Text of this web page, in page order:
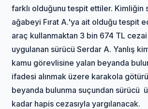
farklı olduğunu tespit ettiler. Kimliğin
ağabeyi Fırat A.'ya ait olduğu tespit
araç kullanmaktan 3 bin 674 TL
uygulanan sürücü Serdar A. Yanlış
kamu görevlisine yalan beyanda
ifadesi alınmak üzere karakola
beyanda bulunma suçundan sürücü
kadar hapis cezasıyla yargılanacak.